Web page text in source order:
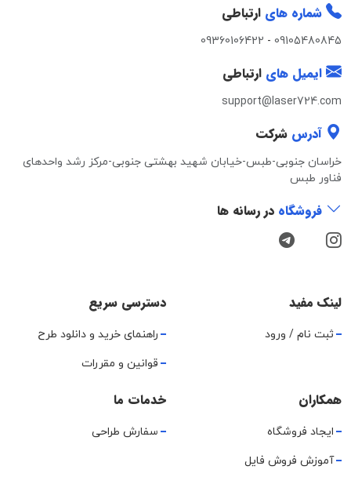
شماره های ارتباطی
09105480845
-
09360106422
ایمیل های ارتباطی
support@laser724.com
آدرس شرکت
خراسان جنوبی-طبس-خیابان شهید بهشتی جنوبی-مرکز رشد واحدهای
فناور طبس
فروشگاه در رسانه ها
لینک مفید
ثبت نام / ورود
دسترسی سریع
راهنمای خرید و دانلود طرح
قوانین و مقررات
همکاران
ایجاد فروشگاه
آموزش فروش فایل
خدمات ما
سفارش طراحی